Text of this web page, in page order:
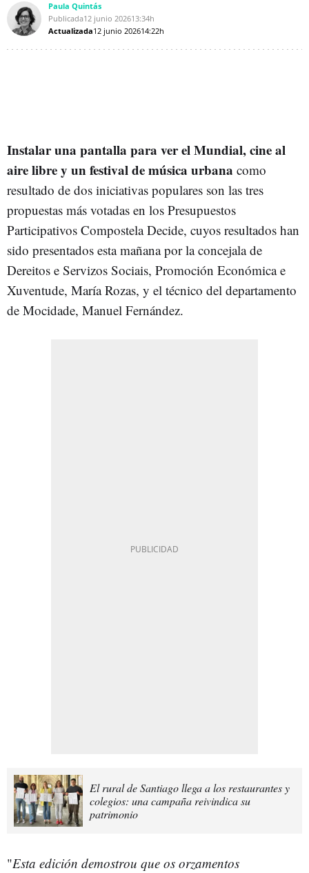
Paula Quintás
Publicada12 junio 202613:34h
Actualizada12 junio 202614:22h
Instalar una pantalla para ver el Mundial, cine al
aire libre y un festival de música urbana como
resultado de dos iniciativas populares son las tres
propuestas más votadas en los Presupuestos
Participativos Compostela Decide, cuyos resultados han
sido presentados esta mañana por la concejala de
Dereitos e Servizos Sociais, Promoción Económica e
Xuventude, María Rozas, y el técnico del departamento
de Mocidade, Manuel Fernández.
El rural de Santiago llega a los restaurantes y
colegios: una campaña reivindica su
patrimonio
"Esta edición demostrou que os orzamentos